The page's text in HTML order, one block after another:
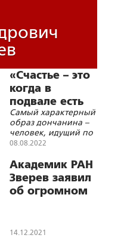
«Счастье – это
когда в
подвале есть
вода»
Самый характерный
образ дончанина –
человек, идущий по
улице с несколькими
бутылями
08.08.2022
Академик РАН
Зверев заявил
об огромном
после ковид-
14.12.2021